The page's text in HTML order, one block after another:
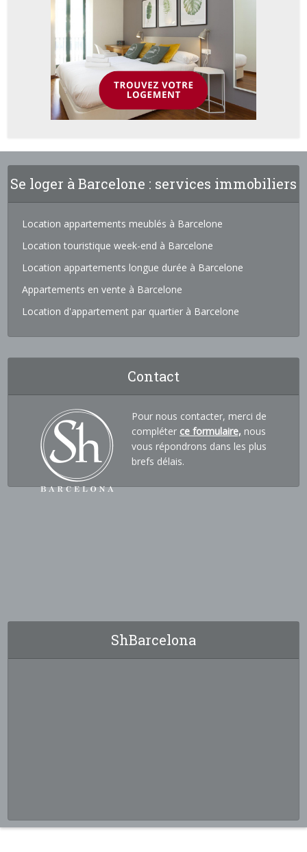
Se loger à Barcelone : services immobiliers
Location appartements meublés à Barcelone
Location touristique week-end à Barcelone
Location appartements longue durée à Barcelone
Appartements en vente à Barcelone
Location d'appartement par quartier à Barcelone
Contact
Pour nous contacter, merci de
compléter ce formulaire, nous
vous répondrons dans les plus
brefs délais.
ShBarcelona